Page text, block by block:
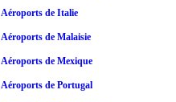
Aéroports de Italie
Aéroports de Malaisie
Aéroports de Mexique
Aéroports de Portugal